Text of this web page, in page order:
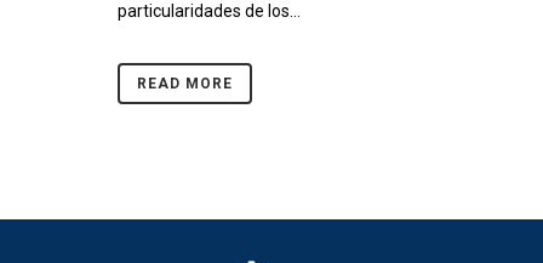
particularidades de los...
READ MORE